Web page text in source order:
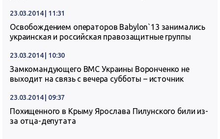
23.03.2014 | 11:31
Освобождением операторов Babylon`13 занимались
украинская и российская правозащитные группы
23.03.2014 | 10:30
Замкомандующего ВМС Украины Воронченко не
выходит на связь с вечера субботы – источник
23.03.2014 | 09:37
Похищенного в Крыму Ярослава Пилунского били из-
за отца-депутата